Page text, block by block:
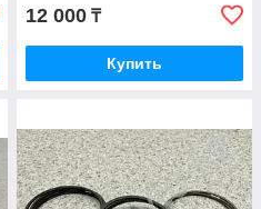
12 000 ₸
Купить